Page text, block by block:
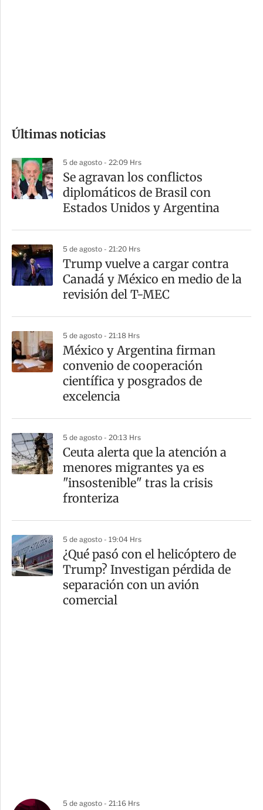
m
a
r
t
Últimas noticias
5 de agosto - 22:09 Hrs
Se agravan los conflictos
diplomáticos de Brasil con
Estados Unidos y Argentina
5 de agosto - 21:20 Hrs
Trump vuelve a cargar contra
Canadá y México en medio de la
revisión del T-MEC
5 de agosto - 21:18 Hrs
México y Argentina firman
convenio de cooperación
científica y posgrados de
excelencia
5 de agosto - 20:13 Hrs
Ceuta alerta que la atención a
menores migrantes ya es
"insostenible" tras la crisis
fronteriza
5 de agosto - 19:04 Hrs
¿Qué pasó con el helicóptero de
Trump? Investigan pérdida de
separación con un avión
comercial
5 de agosto - 21:16 Hrs